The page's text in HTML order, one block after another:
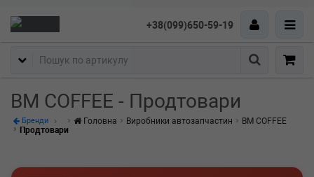
+38(099)650-59-19
Пошук
BM COFFEE - Продтовари
Бренди Головна Виробники автозапчастин
BM COFFEE
Продтовари